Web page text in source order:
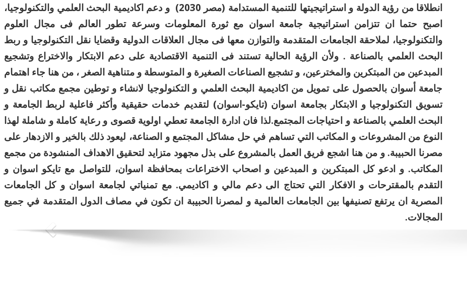
انطلاقا من رؤية الدولة و استراتيجيتها للتنمية المستدامة (مصر 2030) و دعم اكاديمية البحث العلمي والتكنولوجيا،
اصبح حتما ان تتزامن استراتيجية جامعة اسوان مع ثورة المعلومات وسرعة تطور العالم فى مجال العلوم
والتكنولوجيا، لملاحقة الجامعات المتقدمة والتوازن معها فى مجال العلاقات الدولية وقضايا نقل التكنولوجيا و ربط
البحث العلمي بالصناعة . ولأن الرؤية الحالية تستند فى التنمية الاقتصادية على دعم الابتكار والاختراع وتشجيع
المبدعين من المبتكرين والمخترعين، و تشجيع الصناعات الصغيرة و المتوسطة و متناهية الصغر ، من هنا جاء اهتمام
جامعة أسوان بالحصول على تمويل من اكاديمية البحث العلمي و التكنولوجيا لانشاء و توطين مجمع مكاتب نقل و
تسويق التكنولوجيا و الابتكار بجامعة اسوان (تايكو-اسوان) لتقديم خدمات حقيقية وأكثر فاعلية لربط الجامعة و
البحث العلمي بالصناعة و احتياجات المجتمع.لذا فان ادارة الجامعة تعطي اولوية قصوى و رعاية كاملة و شاملة لهذا
النوع من المشروعات و المكاتب التي تساهم في حل مشاكل المجتمع و الصناعة، ليعود ذلك بالخير و الازدهار على
مصرنا الحبيبة. و من هنا اشجع فريق العمل بالمشروع على بذل مجهود متزايد لتحقيق الاهداف المنشودة من مجمع
المكاتب. و ادعو كل المبتكرين و المبدعين و اصحاب الاختراعات بمحافظة اسوان، للتواصل مع تايكو اسوان و
التقدم بالمقترحات و الافكار التي تحتاج الى دعم مالي و اكاديمي. مع تمنياتي لجامعة اسوان و كل الجامعات
المصرية ان يرتفع تصنيفها بين الجامعات العالمية و لمصرنا الحبيبة ان تكون في مصاف الدول المتقدمة في جميع
المجالات.